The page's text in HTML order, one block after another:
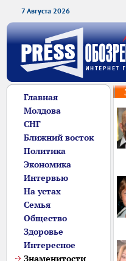
7 Августа 2026
Главная
Молдова
СНГ
Ближний восток
Политика
Экономика
Интервью
На устах
Семья
Общество
Здоровье
Интересное
Знаменитости